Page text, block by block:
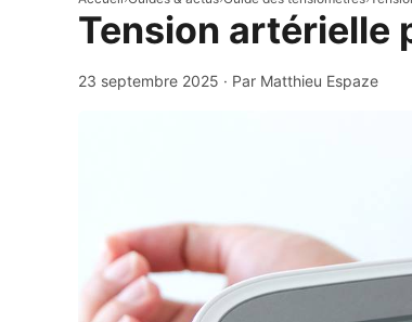
Tension artérielle
23 septembre 2025 · Par Matthieu Espaze